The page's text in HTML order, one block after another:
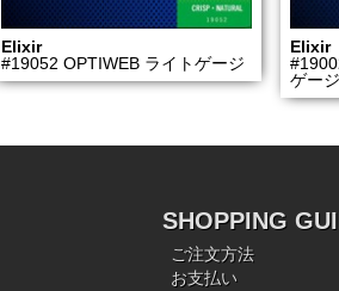
Elixir
#19052 OPTIWEB ライトゲージ
Elixir
ゲージ
SHOPPING
ご注文方法
お支払い